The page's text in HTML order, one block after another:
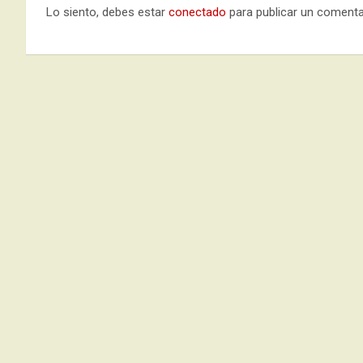
Lo siento, debes estar conectado para publicar un